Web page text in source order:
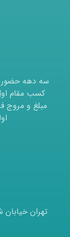
سه دهه حضور
کسب مقام
مبلغ و مروج